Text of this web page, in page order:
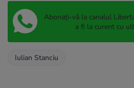
Abonați-vă la canalul
a fi la curent cu
Iulian Stanciu